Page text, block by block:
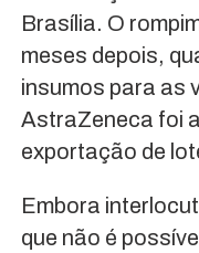
Brasília. O
meses depois,
insumos para as
AstraZeneca foi
exportação de
Embora
que não é